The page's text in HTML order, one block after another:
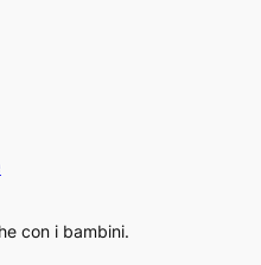
con i bambini.